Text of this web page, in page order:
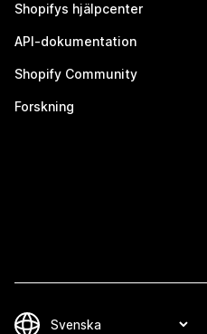
Shopifys hjälpcenter
API-dokumentation
Shopify Community
Forskning